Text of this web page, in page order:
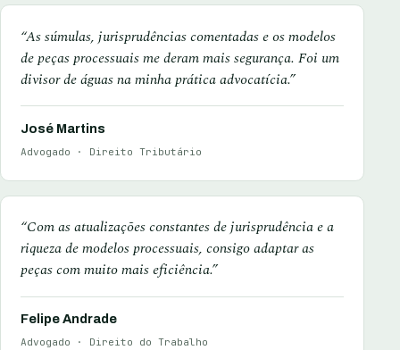
“As súmulas, jurisprudências comentadas e os modelos
de peças processuais me deram mais segurança. Foi um
divisor de águas na minha prática advocatícia.”
José Martins
Advogado · Direito Tributário
“Com as atualizações constantes de jurisprudência e a
riqueza de modelos processuais, consigo adaptar as
peças com muito mais eficiência.”
Felipe Andrade
Advogado · Direito do Trabalho